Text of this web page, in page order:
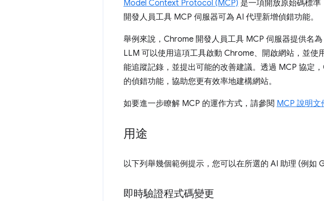
Model Context Protocol (MCP) 是一項開放原始碼標
開發人員工具 MCP 伺服器可為 AI 代理新增偵錯功能。
舉例來說，Chrome 開發人員工具 MCP 伺服器提供名為
LLM 可以使用這項工具啟動 Chrome、開啟網站，並
能追蹤記錄，並提出可能的改善建議。透過 MCP 協定
的偵錯功能，協助您更有效率地建構網站。
如要進一步瞭解 MCP 的運作方式，請參閱 MCP 說明文
用途
以下列舉幾個範例提示，您可以在所選的 AI 助理 (例如
即時驗證程式碼變更